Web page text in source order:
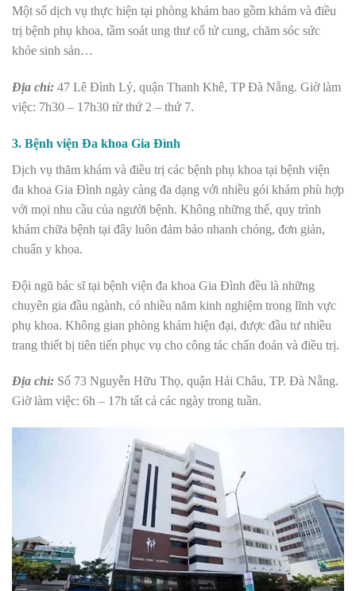
Một số dịch vụ thực hiện tại phòng khám bao gồm khám và điều
trị bệnh phụ khoa, tầm soát ung thư cổ tử cung, chăm sóc sức
khỏe sinh sản…
Địa chỉ: 47 Lê Đình Lý, quận Thanh Khê, TP Đà Nẵng. Giờ làm
việc: 7h30 – 17h30 từ thứ 2 – thứ 7.
3. Bệnh viện Đa khoa Gia Đình
Dịch vụ thăm khám và điều trị các bệnh phụ khoa tại bệnh viện
đa khoa Gia Đình ngày càng đa dạng với nhiều gói khám phù hợp
với mọi nhu cầu của người bệnh. Không những thế, quy trình
khám chữa bệnh tại đây luôn đảm bảo nhanh chóng, đơn giản,
chuẩn y khoa.
Đội ngũ bác sĩ tại bệnh viện đa khoa Gia Đình đều là những
chuyên gia đầu ngành, có nhiều năm kinh nghiệm trong lĩnh vực
phụ khoa. Không gian phòng khám hiện đại, được đầu tư nhiều
trang thiết bị tiên tiến phục vụ cho công tác chẩn đoán và điều trị.
Địa chỉ: Số 73 Nguyễn Hữu Thọ, quận Hải Châu, TP. Đà Nẵng.
Giờ làm việc: 6h – 17h tất cả các ngày trong tuần.